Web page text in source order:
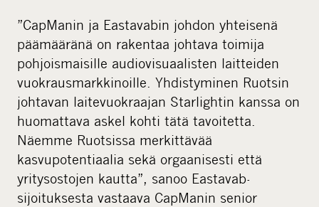
”CapManin ja Eastavabin johdon yhteisenä
päämääränä on rakentaa johtava toimija
pohjoismaisille audiovisuaalisten laitteiden
vuokrausmarkkinoille. Yhdistyminen Ruotsin
johtavan laitevuokraajan Starlightin kanssa on
huomattava askel kohti tätä tavoitetta.
Näemme Ruotsissa merkittävää
kasvupotentiaalia sekä orgaanisesti että
yritysostojen kautta”, sanoo Eastavab-
sijoituksesta vastaava CapManin senior